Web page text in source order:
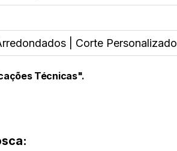
| Corte Personalizado
Técnicas".